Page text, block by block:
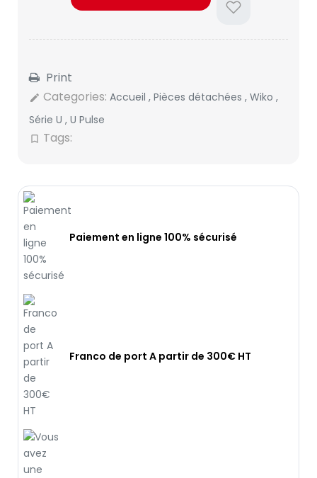
Print
edit Categories: Accueil , Pièces détachées , Wiko ,
Série U , U Pulse
bookmark_border Tags:
Paiement en ligne 100% sécurisé
Franco de port A partir de 300€ HT